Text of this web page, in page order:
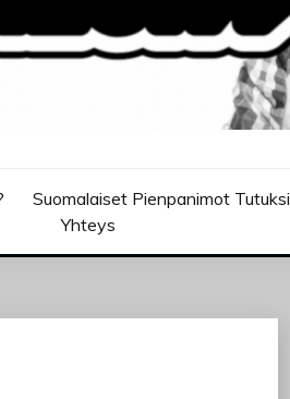
Suomalaiset Pienpanimot Tutuksi
Yhteys